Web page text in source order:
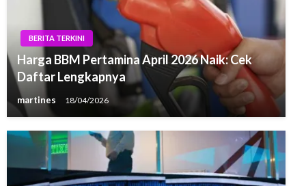
BERITA TERKINI
Harga BBM Pertamina April 2026 Naik: Cek
Daftar Lengkapnya
martines 18/04/2026